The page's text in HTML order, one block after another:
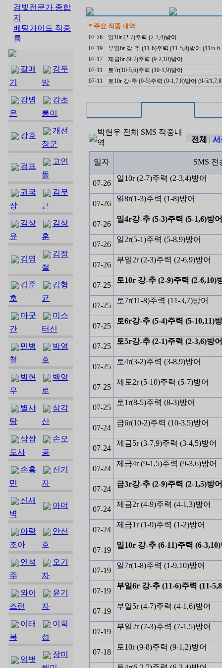
검빛전문가 종합
지
베팅가이드 적중
률
갈매
기
강두
방
강병
은
강초
롱이
강호
개선
장군
검프
고인
돌
권국
장
김무
근
김상
윤
김상
훈
김영
김정
철
김준
호
김형
균
마굿
간
미스
터신
민병
철
박영
호
박현
우
백양
로
별사
탕
삼각
산
삼쌍
도사
손오
공
손홍
민
신기
자
신새
벽
아더
아랑
조아
안선
호
연석
주
오기
자
와이
즈런
윤기
자
이태
복
이희
섭
임벗
장미
* 주요 적중 내역
07-26
일10r (2-7)주력 (2-3,4)방어
07-19
부일6r 강-추 (11-6)주력 (11-5,8)방어 (11/5-
07-17
제금8r (9-7)주력 (9-2,10)방어
07-11
토7r(10-5,6)주력 (10-1,9)방어
07-11
토10r 강-추 (9-5)주력 (9-1,7,8)방어 (9-5/
박현우 전체 SMS 적중내
역
전체 | 서
일자 SMS 전
07-26
일10r (2-7)주력 (2-3,4)방어
07-26
일8r(1-3)주력 (1-8)방어
07-26
일4r강-추 (5-3)주력 (5-1,6)방
07-26
일2r(5-1)주력 (5-8,9)방어
07-26
부일2r (2-3)주력 (2-6,9)방어
07-25
토10r 강-추 (2-9)주력 (2-6,10)
07-25
토7r(11-8)주력 (11-3,7)방어
07-25
토6r강-추 (5-4)주력 (5-10,11)
07-25
토5r강-추 (2-1)주력 (2-3,6)방
07-25
토4r(3-2)주력 (3-8,9)방어
07-25
제토2r (5-10)주력 (5-7)방어
07-25
토1r(8-5)주력 (8-3)방어
07-24
금6r(10-2)주력 (10-3,5)방어
07-24
제금5r (3-7,9)주력 (3-4,5)방어
07-24
제금4r (9-1,5)주력 (9-3,6)방어
07-24
금3r강-추 (2-9)주력 (2-1,5)방
07-24
제금2r (4-9)주력 (4-1,3)방어
07-24
제금1r (1-9)주력 (1-2)방어
07-19
일10r 강-추 (6-11)주력 (6-
07-19
일7r(1-8)주력 (1-9,10)방어
07-19
부일6r 강-추 (11-6)주력 (11-
07-19
부일5r (4-7)주력 (4-1,6)방어
07-19
부일2r (7-3)주력 (7-1,5)방어
07-18
토10r (9-8)주력 (9-1,2)방어